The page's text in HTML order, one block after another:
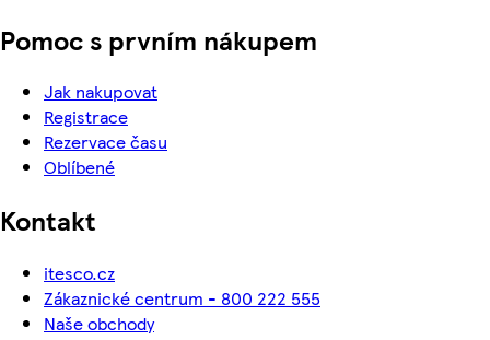
Pomoc s prvním nákupem
Jak nakupovat
Registrace
Rezervace času
Oblíbené
Kontakt
itesco.cz
Zákaznické centrum - 800 222 555
Naše obchody